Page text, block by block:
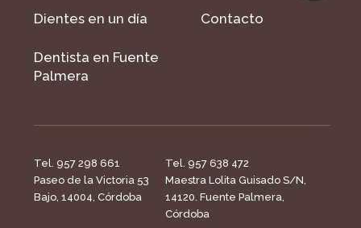
Dientes en un día Contacto
Dentista en Fuente
Palmera
Tel. 957 298 661
Paseo de la Victoria 53
Bajo, 14004, Córdoba
Tel. 957 638 472
Maestra Lolita Guisado S/N,
14120. Fuente Palmera,
Córdoba